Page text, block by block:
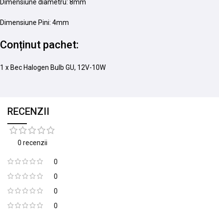
Dimensiune diametru: 8mm
Dimensiune Pini: 4mm
Conținut pachet:
1 x Bec Halogen Bulb GU, 12V-10W
RECENZII
0 recenzii
0
0
0
0